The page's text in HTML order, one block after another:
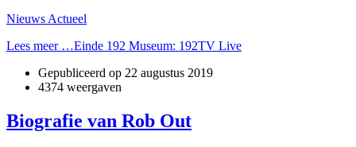
Nieuws Actueel
Lees meer …Einde 192 Museum: 192TV Live
Gepubliceerd op 22 augustus 2019
4374 weergaven
Biografie van Rob Out